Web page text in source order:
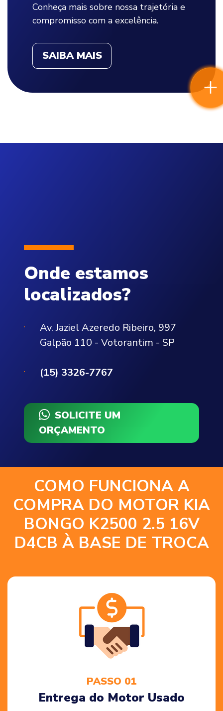
Conheça mais sobre nossa trajetória e
compromisso com a excelência.
SAIBA MAIS
Onde estamos
localizados?
Av. Jaziel Azeredo Ribeiro, 997
Galpão 110 - Votorantim - SP
(15) 3326-7767
SOLICITE UM
ORÇAMENTO
COMO FUNCIONA A
COMPRA DO MOTOR KIA
BONGO K2500 2.5 16V
D4CB À BASE DE TROCA
PASSO 01
Entrega do Motor Usado